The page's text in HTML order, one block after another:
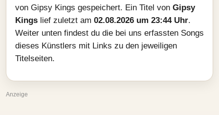
von Gipsy Kings gespeichert. Ein Titel von Gipsy
Kings lief zuletzt am 02.08.2026 um 23:44 Uhr.
Weiter unten findest du die bei uns erfassten Songs
dieses Künstlers mit Links zu den jeweiligen
Titelseiten.
Anzeige